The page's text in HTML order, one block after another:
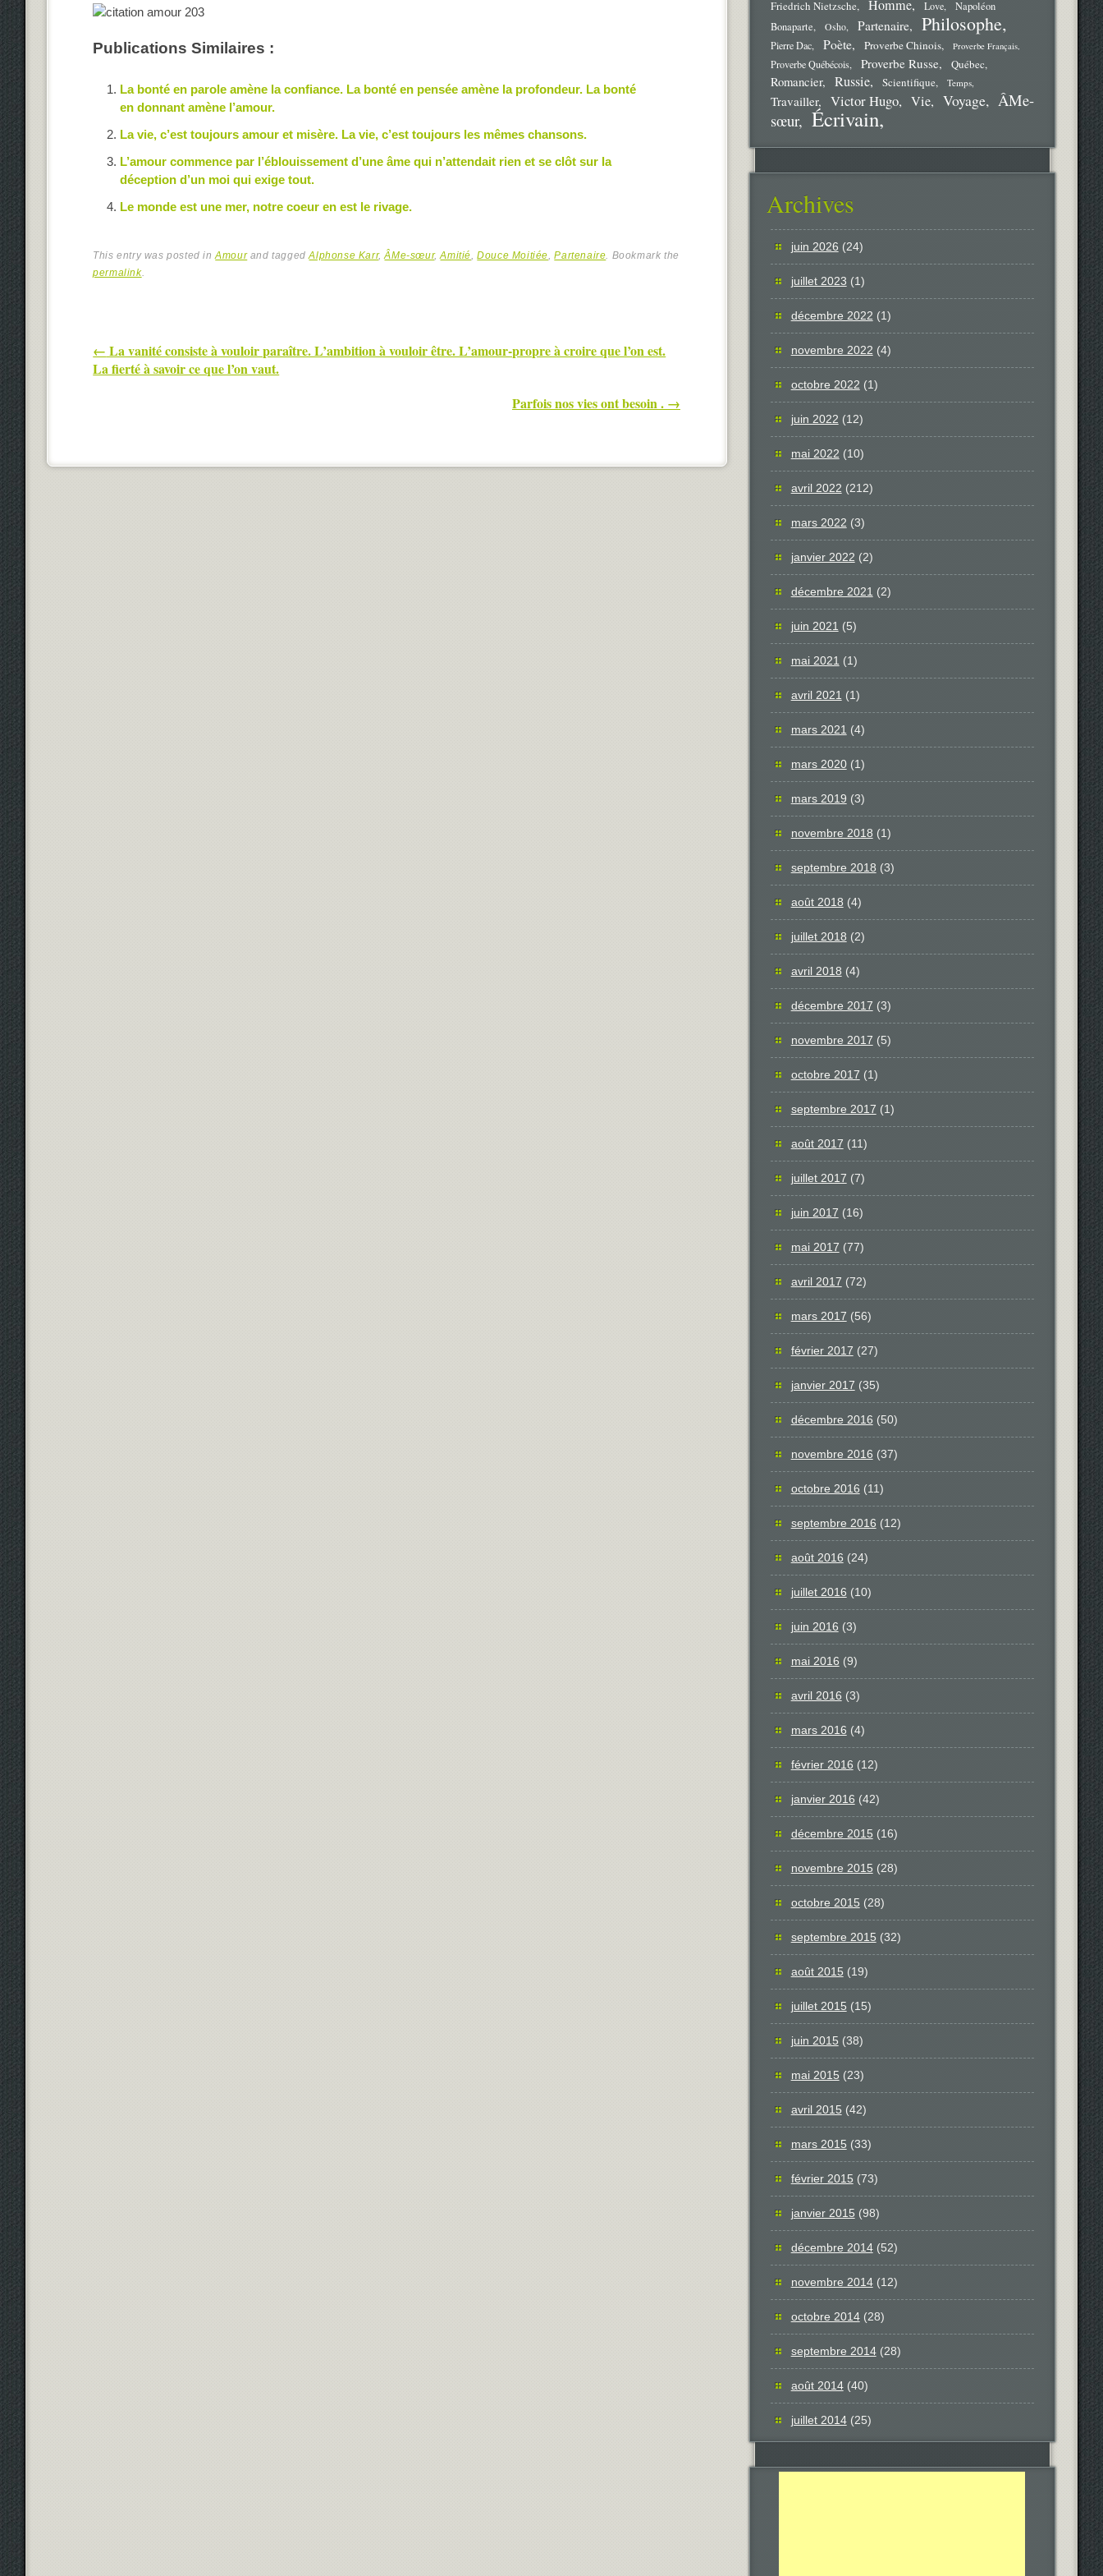
Publications Similaires :
La bonté en parole amène la confiance. La bonté en pensée amène la profondeur. La bonté
en donnant amène l’amour.
La vie, c’est toujours amour et misère. La vie, c’est toujours les mêmes chansons.
L’amour commence par l’éblouissement d’une âme qui n’attendait rien et se clôt sur la
déception d’un moi qui exige tout.
Le monde est une mer, notre coeur en est le rivage.
This entry was posted inAmourand taggedAlphonse Karr,ÂMe-sœur,Amitié ,Douce Moitiée ,Partenaire . Bookmark the
permalink.
Post navigation
← La vanité consiste à vouloir paraître. L’ambition à vouloir être. L’amour-propre à croire que l’on est.
La fierté à savoir ce que l’on vaut.
Parfois nos vies ont besoin . →
Friedrich Nietzsche Homme Love
Napoléon
Bonaparte
Osho Partenaire Philosophe
Pierre Dac Poète Proverbe Chinois Proverbe Français
Proverbe Québécois Proverbe Russe Québec
Romancier Russie Scientifique Temps
Travailler Victor Hugo Vie Voyage
ÂMe-
sœur
Écrivain
Archives
juin 2026 (24)
juillet 2023 (1)
décembre 2022 (1)
novembre 2022 (4)
octobre 2022 (1)
juin 2022 (12)
mai 2022 (10)
avril 2022 (212)
mars 2022 (3)
janvier 2022 (2)
décembre 2021 (2)
juin 2021 (5)
mai 2021 (1)
avril 2021 (1)
mars 2021 (4)
mars 2020(1)
mars 2019 (3)
novembre 2018 (1)
septembre 2018 (3)
août 2018 (4)
juillet 2018 (2)
avril 2018 (4)
décembre 2017 (3)
novembre 2017 (5)
octobre 2017 (1)
septembre 2017 (1)
août 2017 (11)
juillet 2017 (7)
juin 2017 (16)
mai 2017 (77)
avril 2017 (72)
mars 2017 (56)
février 2017 (27)
janvier 2017 (35)
décembre 2016 (50)
novembre 2016 (37)
octobre 2016 (11)
septembre 2016 (12)
août 2016 (24)
juillet 2016 (10)
juin 2016 (3)
mai 2016 (9)
avril 2016 (3)
mars 2016 (4)
février 2016 (12)
janvier 2016 (42)
décembre 2015(16)
novembre 2015(28)
octobre 2015(28)
septembre 2015(32)
août 2015(19)
juillet 2015(15)
juin 2015(38)
mai 2015 (23)
avril 2015(42)
mars 2015(33)
février 2015(73)
janvier 2015(98)
décembre 2014(52)
novembre 2014(12)
octobre 2014(28)
septembre 2014(28)
août 2014(40)
juillet 2014(25)